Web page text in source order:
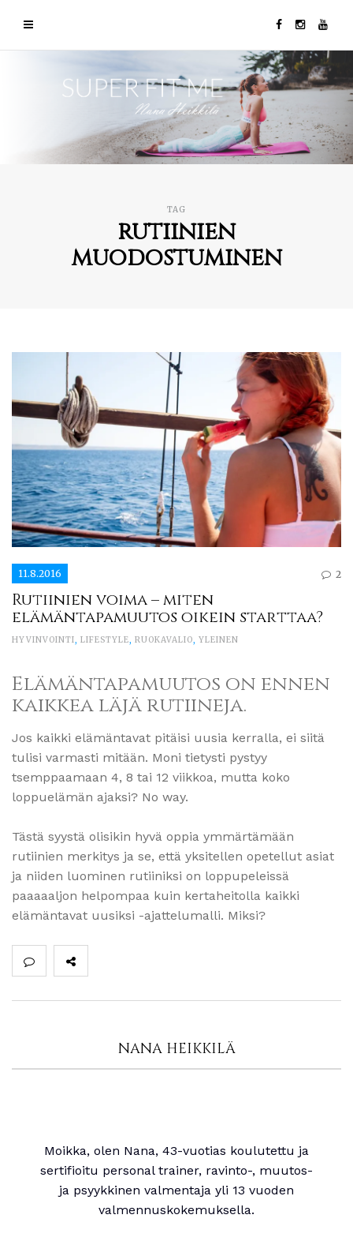
TAG
rutiinien
muodostuminen
11.8.2016 2
Rutiinien voima – miten
elämäntapamuutos oikein starttaa?
HYVINVOINTI, LIFESTYLE, RUOKAVALIO, YLEINEN
Elämäntapamuutos on ennen
kaikkea läjä rutiineja.
Jos kaikki elämäntavat pitäisi uusia kerralla, ei siitä
tulisi varmasti mitään. Moni tietysti pystyy
tsemppaamaan 4, 8 tai 12 viikkoa, mutta koko
loppuelämän ajaksi? No way.
Tästä syystä olisikin hyvä oppia ymmärtämään
rutiinien merkitys ja se, että yksitellen opetellut asiat
ja niiden luominen rutiiniksi on loppupeleissä
paaaaaljon helpompaa kuin kertaheitolla kaikki
elämäntavat uusiksi -ajattelumalli. Miksi?
NANA HEIKKILÄ
Moikka, olen Nana, 43-vuotias koulutettu ja
sertifioitu personal trainer, ravinto-, muutos-
ja psyykkinen valmentaja yli 13 vuoden
valmennuskokemuksella.